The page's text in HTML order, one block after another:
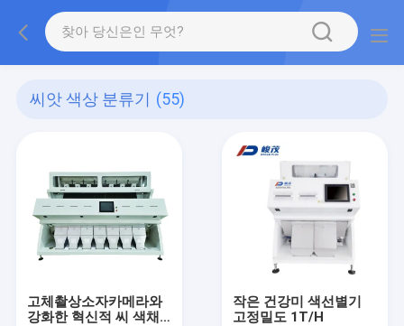
씨앗 색상 분류기 (55)
고체촬상소자카메라와
강화한 혁신적 씨 색채
작은 건강미 색선별기
고정밀도 1T/H